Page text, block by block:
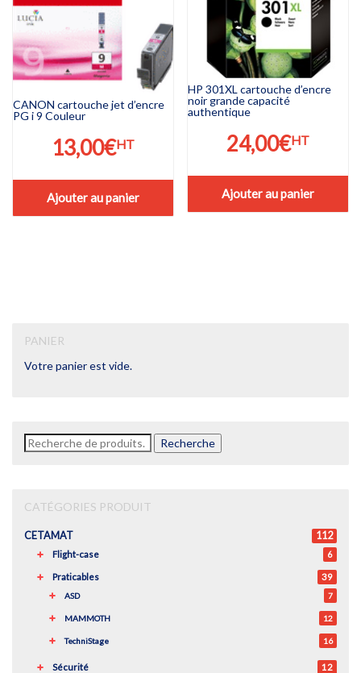
CANON cartouche jet d’encre
PG i 9 Couleur
13,00€HT
Ajouter au panier
HP 301XL cartouche d’encre
noir grande capacité
authentique
24,00€HT
Ajouter au panier
PANIER
Votre panier est vide.
Recherche
pour :
Recherche
CATÉGORIES PRODUIT
CETAMAT 112
Flight-case 6
Praticables 39
ASD 7
MAMMOTH 12
TechniStage 16
Sécurité 12